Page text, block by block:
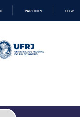
PARTICIPE